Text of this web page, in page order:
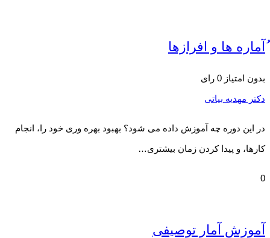
ُآماره ها و افرازها
بدون امتیاز 0 رای
دکتر مهدیه بیاتی
در این دوره چه آموزش داده می شود؟ بهبود بهره وری خود را، انجام
کارها، و پیدا کردن زمان بیشتری…
0
آموزش آمار توصیفی